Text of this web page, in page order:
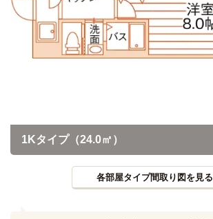
1Kタイプ（24.0㎡）
各部屋タイプ間取り図を見る